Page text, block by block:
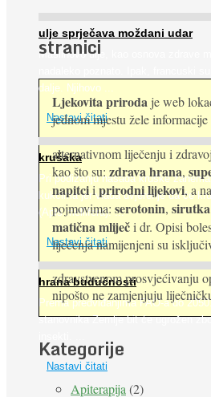
ulje sprječava moždani udar
Maslinovo ulje, kao osnova zdrave
dalje. Njihovo ...
Nastavi čitati
krušaka
Pri podizanju nasada kruške
kukcima jer vlada uvjerenje da će
(Apis mellifera). ...
Nastavi čitati
hrana budućnosti
Prema predviđanjima FAO-a do
stanovnika Zemlje bit će ugrožen
Nastavi čitati
stranici
Ljekovita priroda je web
jednom mjestu žele
alternativnom liječenju i
kao što su: zdrava hrana,
napitciiprirodni lijekovi, a
pojmovima: serotonin, sirutka
matična mliječi dr. Opisi
liječenja namijenjeni su
zdravstvenom prosvjećivanju
nipošto ne zamjenjuju
Kategorije
Apiterapija (2)